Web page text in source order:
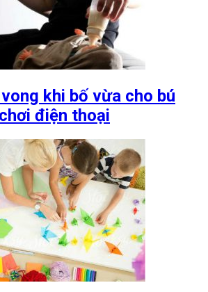
khi bố vừa cho bú
điện thoại